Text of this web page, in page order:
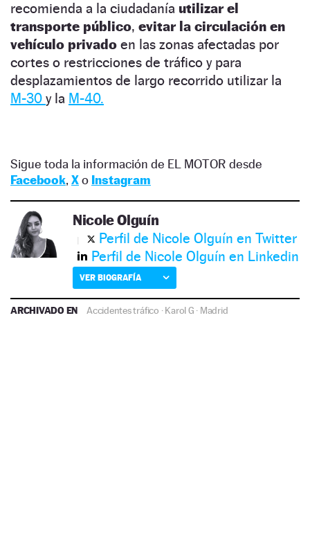
recomienda a la ciudadanía utilizar el
transporte público, evitar la circulación en
vehículo privado en las zonas afectadas por
cortes o restricciones de tráfico y para
desplazamientos de largo recorrido utilizar la
M-30 y la M-40.
Sigue toda la información de EL MOTOR desde
Facebook, Xo Instagram
Nicole Olguín
Perfil de Nicole Olguín en Twitter
Perfil de Nicole Olguín en Linkedin
VER BIOGRAFÍA
ARCHIVADO EN Accidentes tráfico ·Karol G · Madrid